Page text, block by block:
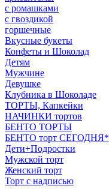
с ромашками
с гвоздикой
горшечные
Вкусные букеты
Конфеты и Шоколад
Детям
Мужчине
Девушке
Клубника в Шоколаде
ТОРТЫ, Капкейки
НАЧИНКИ тортов
БЕНТО ТОРТЫ
БЕНТО торт СЕГОДНЯ*
Дети+Подростки
Мужской торт
Женский торт
Торт с надписью